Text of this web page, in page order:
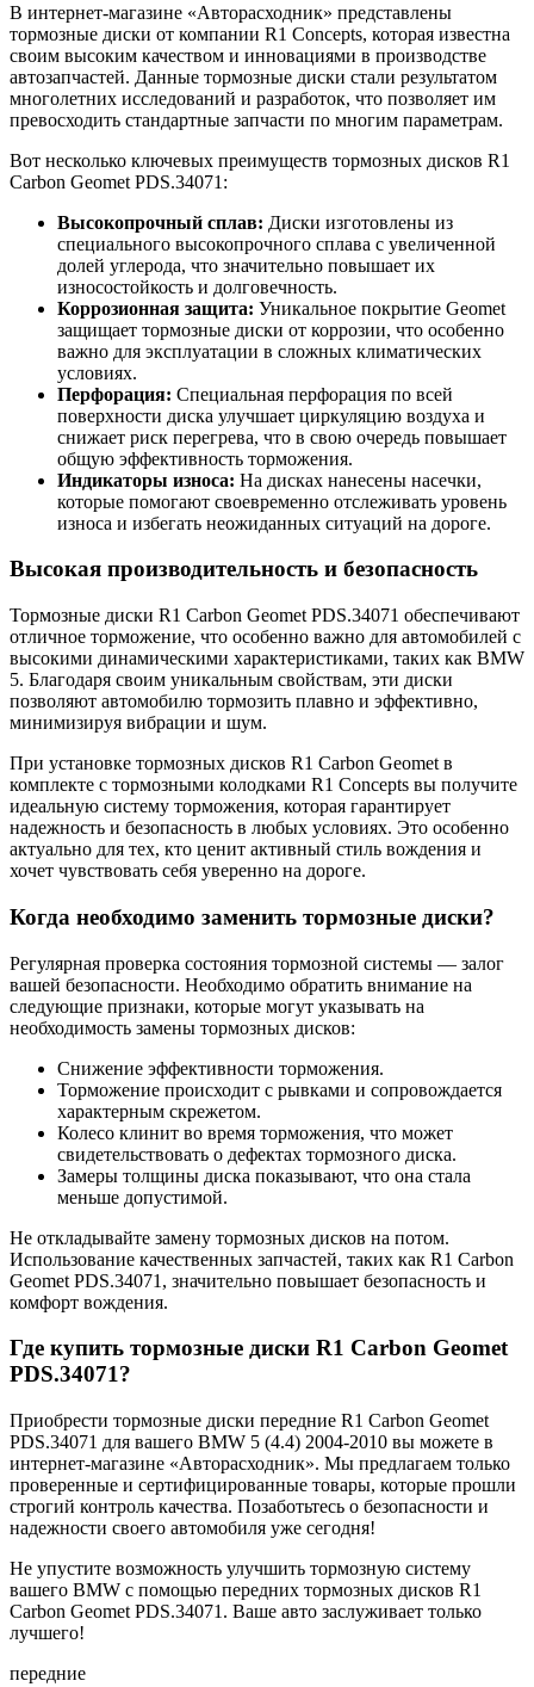
В интернет-магазине «Авторасходник» представлены
тормозные диски от компании R1 Concepts, которая известна
своим высоким качеством и инновациями в производстве
автозапчастей. Данные тормозные диски стали результатом
многолетних исследований и разработок, что позволяет им
превосходить стандартные запчасти по многим параметрам.
Вот несколько ключевых преимуществ тормозных дисков R1
Carbon Geomet PDS.34071:
Высокопрочный сплав: Диски изготовлены из
специального высокопрочного сплава с увеличенной
долей углерода, что значительно повышает их
износостойкость и долговечность.
Коррозионная защита: Уникальное покрытие Geomet
защищает тормозные диски от коррозии, что особенно
важно для эксплуатации в сложных климатических
условиях.
Перфорация: Специальная перфорация по всей
поверхности диска улучшает циркуляцию воздуха и
снижает риск перегрева, что в свою очередь повышает
общую эффективность торможения.
Индикаторы износа: На дисках нанесены насечки,
которые помогают своевременно отслеживать уровень
износа и избегать неожиданных ситуаций на дороге.
Высокая производительность и безопасность
Тормозные диски R1 Carbon Geomet PDS.34071 обеспечивают
отличное торможение, что особенно важно для автомобилей с
высокими динамическими характеристиками, таких как BMW
5. Благодаря своим уникальным свойствам, эти диски
позволяют автомобилю тормозить плавно и эффективно,
минимизируя вибрации и шум.
При установке тормозных дисков R1 Carbon Geomet в
комплекте с тормозными колодками R1 Concepts вы получите
идеальную систему торможения, которая гарантирует
надежность и безопасность в любых условиях. Это особенно
актуально для тех, кто ценит активный стиль вождения и
хочет чувствовать себя уверенно на дороге.
Когда необходимо заменить тормозные диски?
Регулярная проверка состояния тормозной системы — залог
вашей безопасности. Необходимо обратить внимание на
следующие признаки, которые могут указывать на
необходимость замены тормозных дисков:
Снижение эффективности торможения.
Торможение происходит с рывками и сопровождается
характерным скрежетом.
Колесо клинит во время торможения, что может
свидетельствовать о дефектах тормозного диска.
Замеры толщины диска показывают, что она стала
меньше допустимой.
Не откладывайте замену тормозных дисков на потом.
Использование качественных запчастей, таких как R1 Carbon
Geomet PDS.34071, значительно повышает безопасность и
комфорт вождения.
Где купить тормозные диски R1 Carbon Geomet
PDS.34071?
Приобрести тормозные диски передние R1 Carbon Geomet
PDS.34071 для вашего BMW 5 (4.4) 2004-2010 вы можете в
интернет-магазине «Авторасходник». Мы предлагаем только
проверенные и сертифицированные товары, которые прошли
строгий контроль качества. Позаботьтесь о безопасности и
надежности своего автомобиля уже сегодня!
Не упустите возможность улучшить тормозную систему
вашего BMW с помощью передних тормозных дисков R1
Carbon Geomet PDS.34071. Ваше авто заслуживает только
лучшего!
передние